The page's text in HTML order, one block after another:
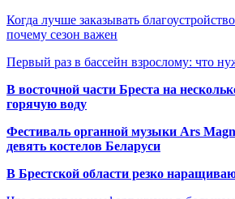
Когда лучше заказывать
почему сезон важен
Первый раз в бассейн взрослому: что
В восточной части Бреста на
горячую воду
Фестиваль органной музыки Ars
девять костелов Беларуси
В Брестской области резко